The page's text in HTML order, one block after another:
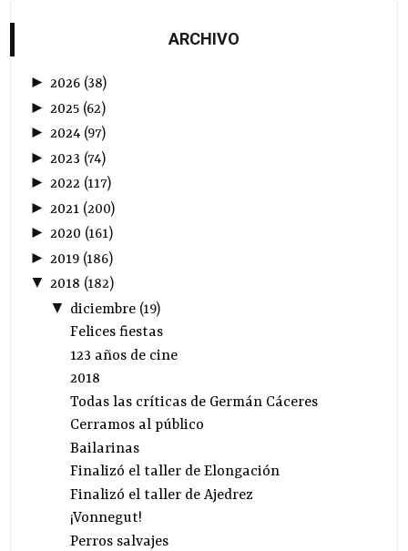
ARCHIVO
►2026 (38)
► 2025 (62)
►2024 (97)
► 2023 (74)
►2022 (117)
► 2021 (200)
►2020 (161)
► 2019 (186)
▼2018 (182)
▼ diciembre(19)
Felices fiestas
123 años de cine
2018
Todas las críticas de Germán Cáceres
Cerramos al público
Bailarinas
Finalizó el taller de Elongación
Finalizó el taller de Ajedrez
¡Vonnegut!
Perros salvajes